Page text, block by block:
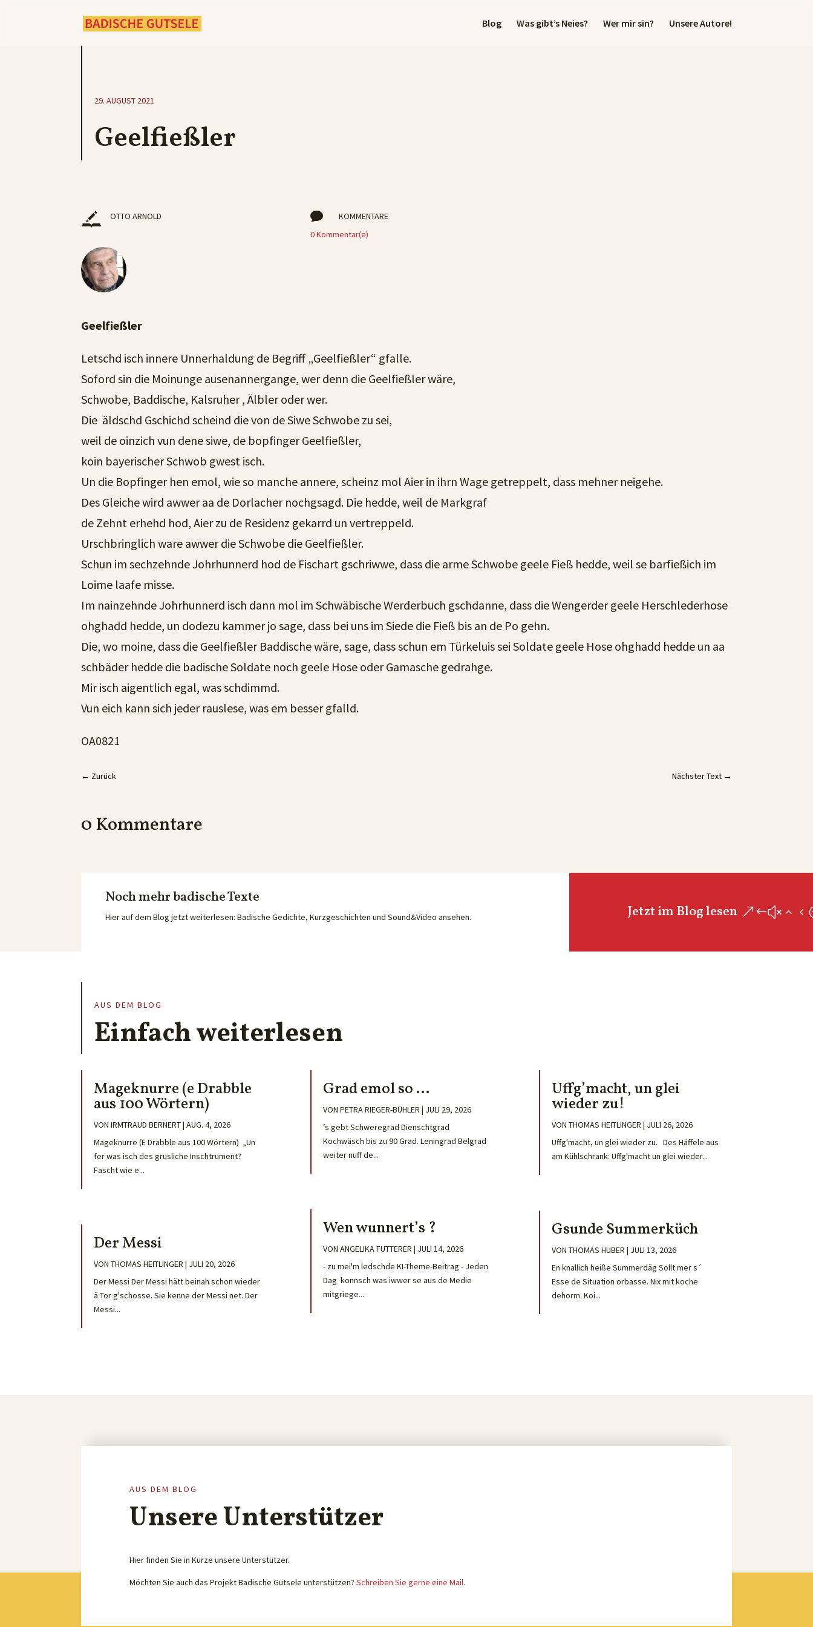
Blog Was gibt’s Neies? Wer mir sin? Unsere Autore!
29. AUGUST 2021
Geelfießler
OTTO ARNOLD 
KOMMENTARE
0 Kommentar(e)
Geelfießler
Letschd isch innere Unnerhaldung de Begriff „Geelfießler“ gfalle.
Soford sin die Moinunge ausenannergange, wer denn die Geelfießler wäre,
Schwobe, Baddische, Kalsruher , Älbler oder wer.
Die äldschd Gschichd scheind die von de Siwe Schwobe zu sei,
weil de oinzich vun dene siwe, de bopfinger Geelfießler,
koin bayerischer Schwob gwest isch.
Un die Bopfinger hen emol, wie so manche annere, scheinz mol Aier in ihrn Wage getreppelt, dass mehner neigehe.
Des Gleiche wird awwer aa de Dorlacher nochgsagd. Die hedde, weil de Markgraf
de Zehnt erhehd hod, Aier zu de Residenz gekarrd un vertreppeld.
Urschbringlich ware awwer die Schwobe die Geelfießler.
Schun im sechzehnde Johrhunnerd hod de Fischart gschriwwe, dass die arme Schwobe geele Fieß hedde, weil se barfießich im
Loime laafe misse.
Im nainzehnde Johrhunnerd isch dann mol im Schwäbische Werderbuch gschdanne, dass die Wengerder geele Herschlederhose
ohghadd hedde, un dodezu kammer jo sage, dass bei uns im Siede die Fieß bis an de Po gehn.
Die, wo moine, dass die Geelfießler Baddische wäre, sage, dass schun em Türkeluis sei Soldate geele Hose ohghadd hedde un aa
schbäder hedde die badische Soldate noch geele Hose oder Gamasche gedrahge.
Mir isch aigentlich egal, was schdimmd.
Vun eich kann sich jeder rauslese, was em besser gfalld.
OA0821
← Zurück Nächster Text→
0 Kommentare
Noch mehr badische Texte
Hier auf dem Blog jetzt weiterlesen: Badische Gedichte, Kurzgeschichten und Sound&Video ansehen. Jetzt im Blog lesen
AUS DEM BLOG
Einfach weiterlesen
Mageknurre (e Drabble
aus 100 Wörtern)
VONIRMTRAUD BERNERT|AUG. 4, 2026
Mageknurre (E Drabble aus 100 Wörtern) „Un
fer was isch des grusliche Inschtrument?
Fascht wie e...
Der Messi
VONTHOMAS HEITLINGER | JULI 20, 2026
Der Messi Der Messi hätt beinah schon wieder
ä Tor g'schosse. Sie kenne der Messi net. Der
Messi...
Grad emol so …
VON PETRA RIEGER-BÜHLER | JULI 29, 2026
’s gebt Schweregrad Dienschtgrad
Kochwäsch bis zu 90 Grad. Leningrad Belgrad
weiter nuff de...
Wen wunnert’s ?
VON ANGELIKA FUTTERER | JULI 14, 2026
- zu mei'm ledschde KI-Theme-Beitrag - Jeden
Dag konnsch was iwwer se aus de Medie
mitgriege...
Uffg’macht, un glei
wieder zu!
VON THOMAS HEITLINGER | JULI 26, 2026
Uffg'macht, un glei wieder zu. Des Häffele aus
am Kühlschrank: Uffg'macht un glei wieder...
Gsunde Summerküch
VON THOMAS HUBER | JULI 13, 2026
En knallich heiße Summerdäg Sollt mer s´
Esse de Situation orbasse. Nix mit koche
dehorm. Koi...
AUS DEM BLOG
Unsere Unterstützer
Hier finden Sie in Kürze unsere Unterstützer.
Möchten Sie auch das Projekt Badische Gutsele unterstützen?Schreiben Sie gerne eine Mail.